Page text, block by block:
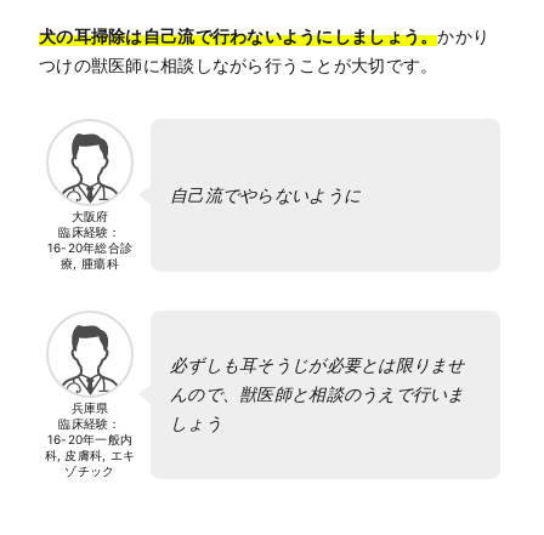
犬の耳掃除は自己流で行わないようにしましょう。かかり
つけの獣医師に相談しながら行うことが大切です。
大阪府
臨床経験：
16-20年総合診
療, 腫瘍科
自己流でやらないように
兵庫県
臨床経験：
16-20年一般内
科, 皮膚科, エキ
ゾチック
必ずしも耳そうじが必要とは限りませ
んので、獣医師と相談のうえで行いま
しょう